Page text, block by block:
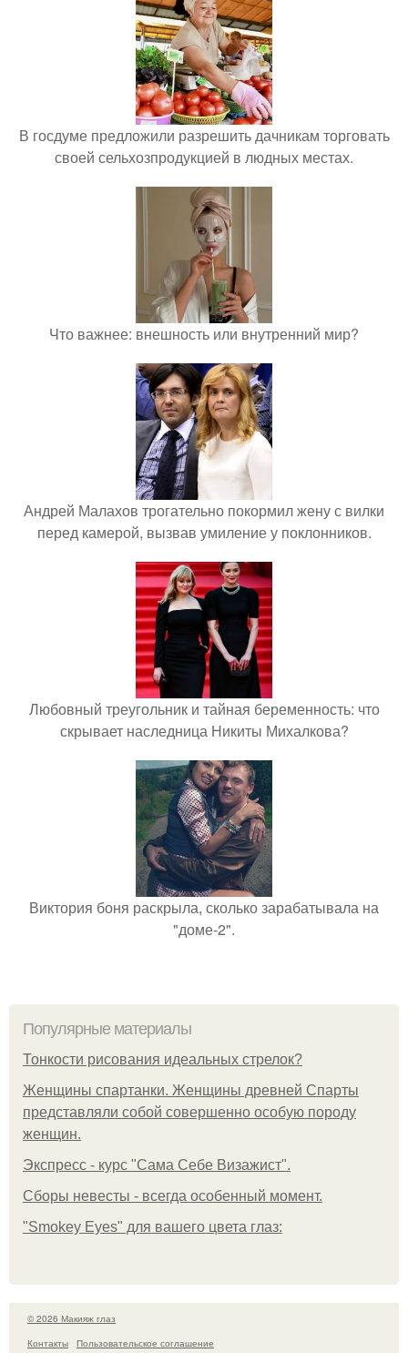
В госдуме предложили разрешить дачникам торговать
своей сельхозпродукцией в людных местах.
Что важнее: внешность или внутренний мир?
Андрей Малахов трогательно покормил жену с вилки
перед камерой, вызвав умиление у поклонников.
Любовный треугольник и тайная беременность: что
скрывает наследница Никиты Михалкова?
Виктория боня раскрыла, сколько зарабатывала на
"доме-2".
Популярные материалы
Тонкости рисования идеальных стрелок?
Женщины спартанки. Женщины древней Спарты
представляли собой совершенно особую породу
женщин.
Экспресс - курс "Сама Себе Визажист".
Сборы невесты - всегда особенный момент.
"Smokey Eyes" для вашего цвета глаз:
© 2026 Макияж глаз
Контакты
Пользовательское соглашение